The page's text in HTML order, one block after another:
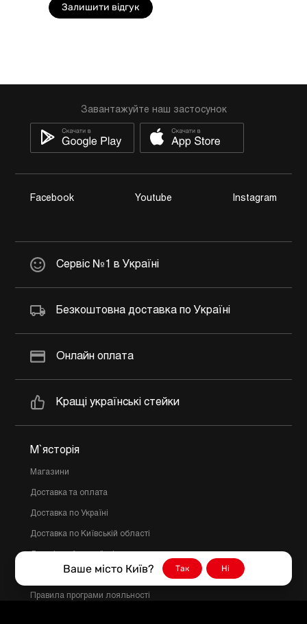
Залишити відгук
Завантажуйте наш застосунок
Facebook Youtube Instagram
Сервіс №1 в Україні
Безкоштовна доставка по Україні
Онлайн оплата
Кращі українські стейки
М`ясторія
Магазини
Доставка та оплата
Доставка по Україні
Доставка по Київській області
Політика конфіденційності
Правила програми лояльності
Ваше місто Київ? Так Ні